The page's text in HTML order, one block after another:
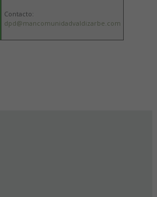
Contacto:
dpd@mancomunidadvaldizarbe.com